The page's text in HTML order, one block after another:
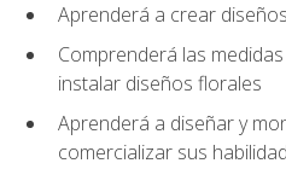
Aprenderá a crear
Comprenderá las
instalar diseños florales
Aprenderá a diseñar y
comercializar sus